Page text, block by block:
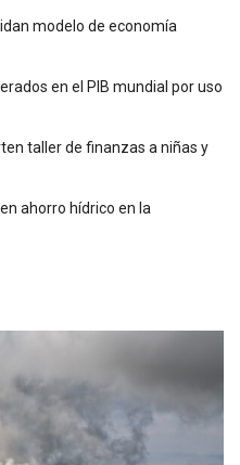
modelo de economía
en el PIB mundial por uso
taller de finanzas a niñas y
ahorro hídrico en la